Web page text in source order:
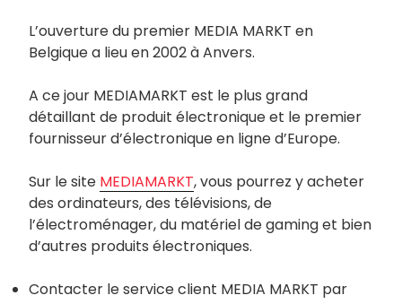
L’ouverture du premier MEDIA MARKT en
Belgique a lieu en 2002 à Anvers.
A ce jour MEDIAMARKT est le plus grand
détaillant de produit électronique et le premier
fournisseur d’électronique en ligne d’Europe.
Sur le site MEDIAMARKT, vous pourrez y acheter
des ordinateurs, des télévisions, de
l’électroménager, du matériel de gaming et bien
d’autres produits électroniques.
Contacter le service client MEDIA MARKT par